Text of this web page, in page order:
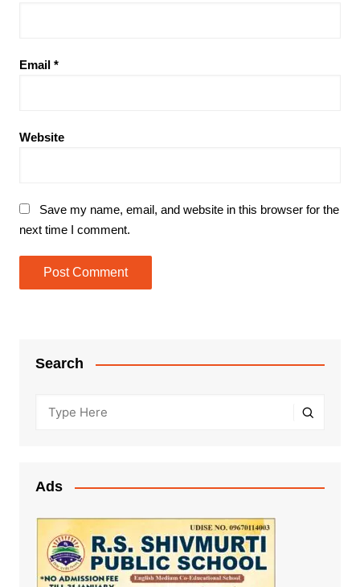
Email *
Website
Save my name, email, and website in this browser for the
next time I comment.
Search
Ads